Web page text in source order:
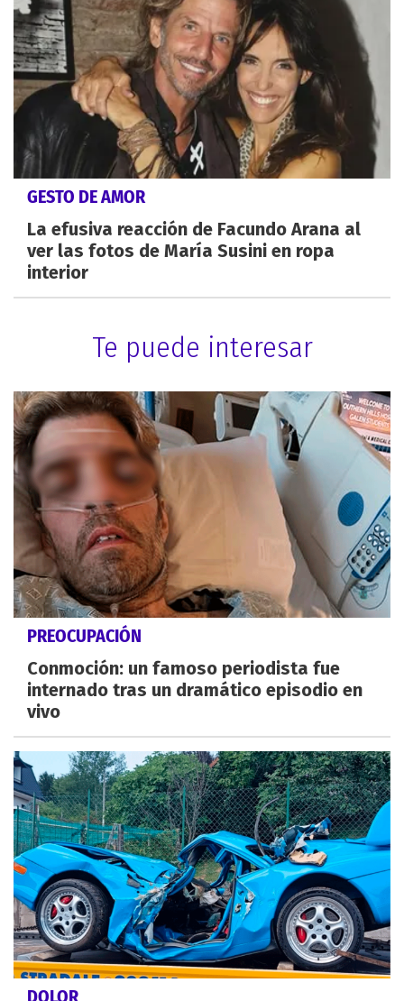
GESTO DE AMOR
La efusiva reacción de Facundo Arana al
ver las fotos de María Susini en ropa
interior
Te puede interesar
PREOCUPACIÓN
Conmoción: un famoso periodista fue
internado tras un dramático episodio en
vivo
DOLOR